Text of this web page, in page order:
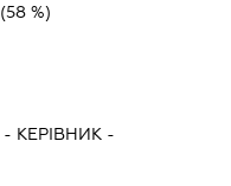
(58 %)
- КЕРІВНИК-